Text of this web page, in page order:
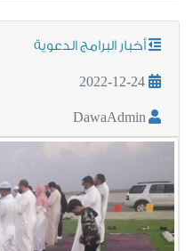
أخبار البرامج الدعوية